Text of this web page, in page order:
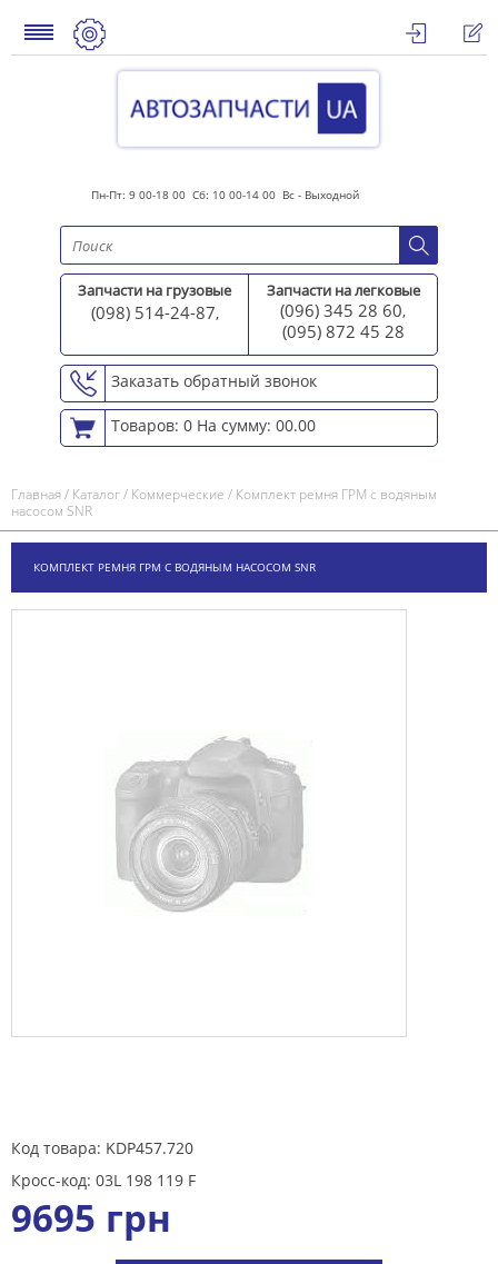
Пн-Пт: 9 00-18 00 Сб: 10 00-14 00 Вс - Выходной
Запчасти на грузовые
(098) 514-24-87,
Запчасти на легковые
(096) 345 28 60,
(095) 872 45 28
Заказать обратный звонок
Товаров: 0 На сумму: 00.00
Главная/ Каталог/ Коммерческие / Комплект ремня ГРМ с водяным
насосом SNR
КОМПЛЕКТ РЕМНЯ ГРМ С ВОДЯНЫМ НАСОСОМ SNR
Код товара: KDP457.720
Кросс-код: 03L 198 119 F
9695 грн